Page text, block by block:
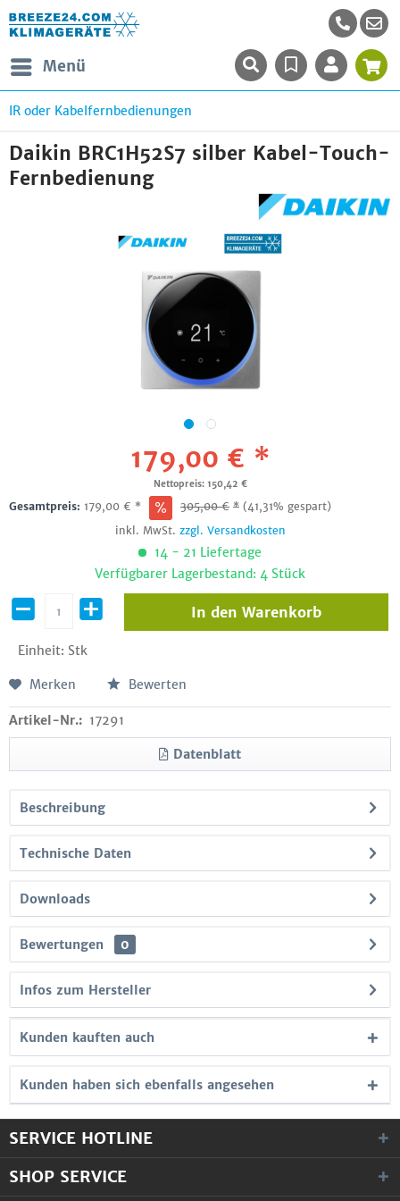
Menü
IR oder Kabelfernbedienungen
Daikin BRC1H52S7 silber Kabel-Touch-
Fernbedienung
179,00 € *
Nettopreis: 150,42 €
Gesamtpreis: 179,00 € * 305,00€ * (41,31% gespart)
inkl. MwSt. zzgl. Versandkosten
14 - 21 Liefertage
Verfügbarer Lagerbestand: 4 Stück
Einheit: Stk
In den Warenkorb
Merken Bewerten
Artikel-Nr.: 17291
Datenblatt
Beschreibung
Technische Daten
Downloads
Bewertungen 0
Infos zum Hersteller
Kunden kauften auch
Kunden haben sich ebenfalls angesehen
SERVICE HOTLINE
SHOP SERVICE